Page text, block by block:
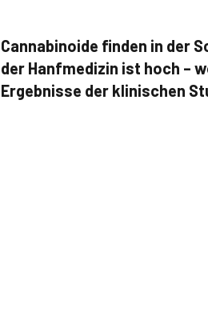
Cannabinoide finden in der
der Hanfmedizin ist hoch –
Ergebnisse der klinischen